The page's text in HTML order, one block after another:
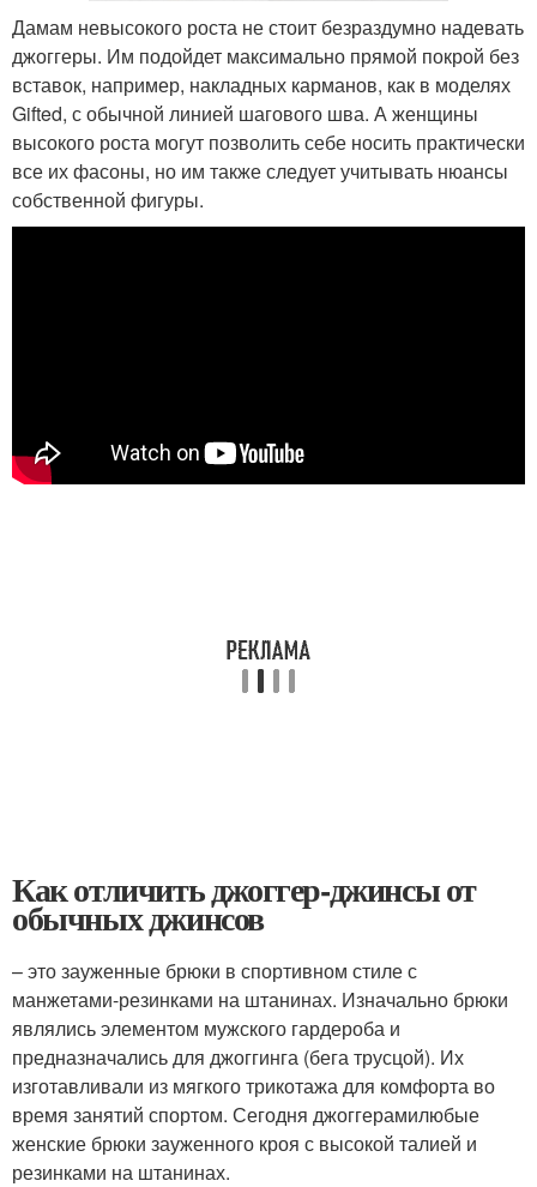
Дамам невысокого роста не стоит безраздумно надевать
джоггеры. Им подойдет максимально прямой покрой без
вставок, например, накладных карманов, как в моделях
Gifted, с обычной линией шагового шва. А женщины
высокого роста могут позволить себе носить практически
все их фасоны, но им также следует учитывать нюансы
собственной фигуры.
Как отличить джоггер-джинсы от
обычных джинсов
– это зауженные брюки в спортивном стиле с
манжетами-резинками на штанинах. Изначально брюки
являлись элементом мужского гардероба и
предназначались для джоггинга (бега трусцой). Их
изготавливали из мягкого трикотажа для комфорта во
время занятий спортом. Сегодня джоггерамилюбые
женские брюки зауженного кроя с высокой талией и
резинками на штанинах.